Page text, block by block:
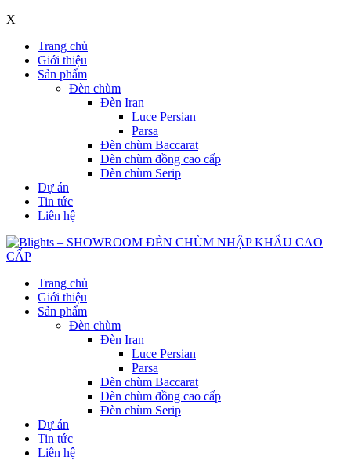
X
Trang chủ
Giới thiệu
Sản phẩm
Đèn chùm
Đèn Iran
Luce Persian
Parsa
Đèn chùm Baccarat
Đèn chùm đồng cao cấp
Đèn chùm Serip
Dự án
Tin tức
Liên hệ
Trang chủ
Giới thiệu
Sản phẩm
Đèn chùm
Đèn Iran
Luce Persian
Parsa
Đèn chùm Baccarat
Đèn chùm đồng cao cấp
Đèn chùm Serip
Dự án
Tin tức
Liên hệ